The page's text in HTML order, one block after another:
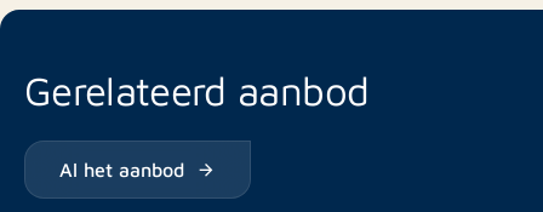
Gerelateerd aanbod
Al het aanbod